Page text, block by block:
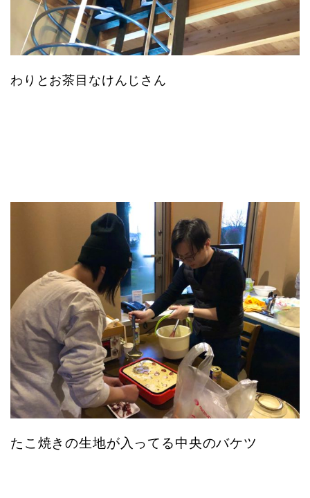
わりとお茶目なけんじさん
たこ焼きの生地が入ってる中央のバケツ